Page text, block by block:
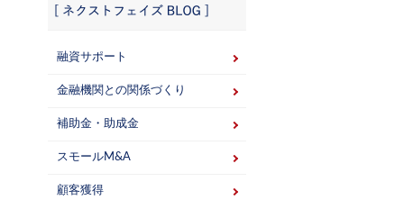
融資サポート
金融機関との関係づくり
補助金・助成金
スモールM&A
顧客獲得